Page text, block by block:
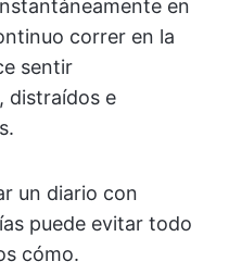
en
correr en la
sentir
distraídos e
un diario con
puede evitar todo
cómo.